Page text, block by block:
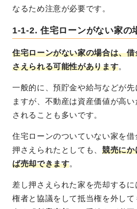
なるため注意が必要です。
1-1-2. 住宅ローンがない家の
住宅ローンがない家の場合は、
さえられる可能性があります。
一般的に、預貯金や給与などが
ますが、不動産は資産価値が高い
されることも多いです。
住宅ローンのついていない家を借
押さえられたとしても、競売にか
ば売却できます。
差し押さえられた家を売却する
権者と協議をして抵当権を外して